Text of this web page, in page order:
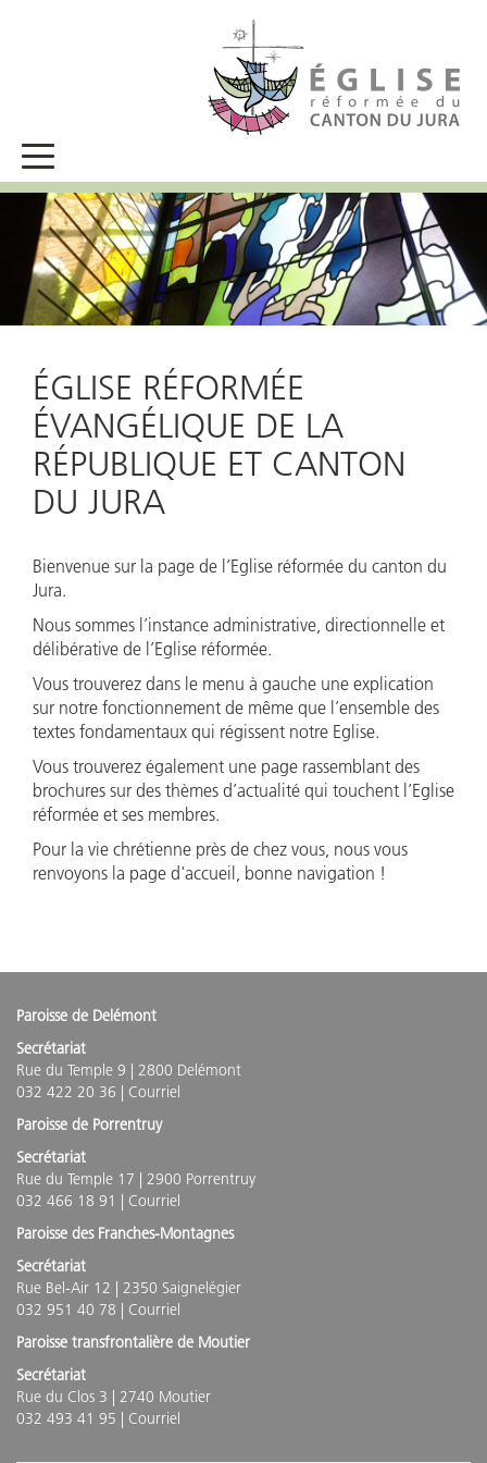
ÉGLISE RÉFORMÉE
ÉVANGÉLIQUE DE LA
RÉPUBLIQUE ET CANTON
DU JURA
Bienvenue sur la page de l’Eglise réformée du canton du
Jura.
Nous sommes l’instance administrative, directionnelle et
délibérative de l’Eglise réformée.
Vous trouverez dans le menu à gauche une explication
sur notre fonctionnement de même que l’ensemble des
textes fondamentaux qui régissent notre Eglise.
Vous trouverez également une page rassemblant des
brochures sur des thèmes d’actualité qui touchent l’Eglise
réformée et ses membres.
Pour la vie chrétienne près de chez vous, nous vous
renvoyons la page d'accueil, bonne navigation !
Paroisse de Delémont
Secrétariat
Rue du Temple 9 | 2800 Delémont
032 422 20 36 | Courriel
Paroisse de Porrentruy
Secrétariat
Rue du Temple 17 | 2900 Porrentruy
032 466 18 91 | Courriel
Paroisse des Franches-Montagnes
Secrétariat
Rue Bel-Air 12 | 2350 Saignelégier
032 951 40 78 | Courriel
Paroisse transfrontalière de Moutier
Secrétariat
Rue du Clos 3 | 2740 Moutier
032 493 41 95 | Courriel